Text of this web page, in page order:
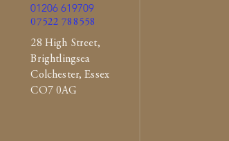
01206 619709
07522 788558
28 High Street,
Brightlingsea
Colchester, Essex
CO7 0AG